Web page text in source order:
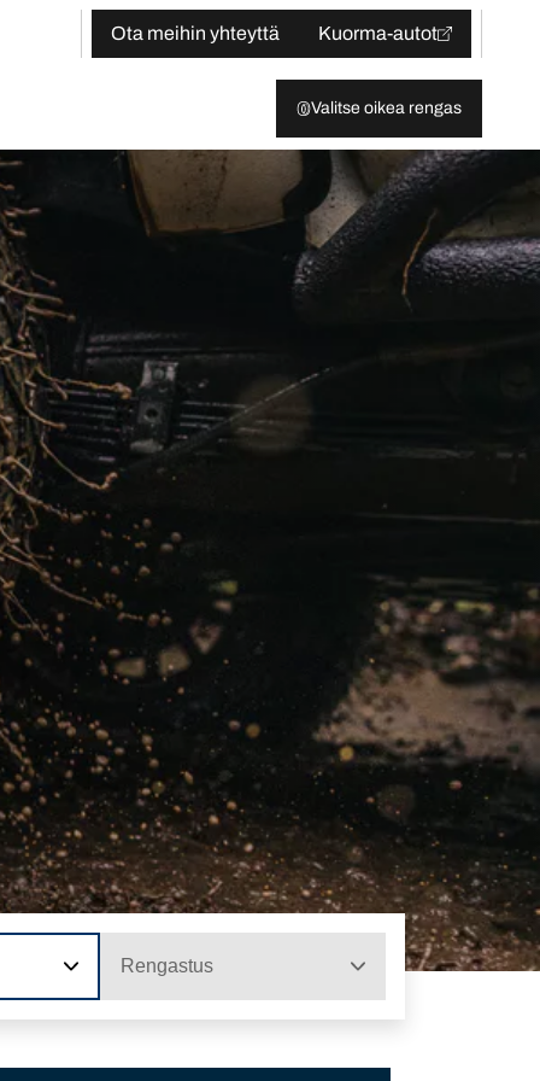
Ota meihin yhteyttä
Kuorma-autot
Valitse oikea rengas
Rengastus